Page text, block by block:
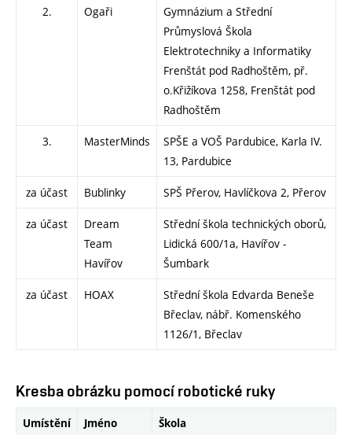
2. Ogaři
Gymnázium a Střední
Průmyslová Škola
Elektrotechniky a Informatiky
Frenštát pod Radhoštěm, př.
o.Křižíkova 1258, Frenštát pod
Radhoštěm
3. MasterMinds
SPŠE a VOŠ Pardubice, Karla IV.
13, Pardubice
za účast Bublinky SPŠ Přerov, Havlíčkova 2, Přerov
za účast
Dream
Team
Havířov
Střední škola technických oborů,
Lidická 600/1a, Havířov -
Šumbark
za účast HOAX
Střední škola Edvarda Beneše
Břeclav, nábř. Komenského
1126/1, Břeclav
Kresba obrázku pomocí robotické ruky
Umístění
Jméno
Škola